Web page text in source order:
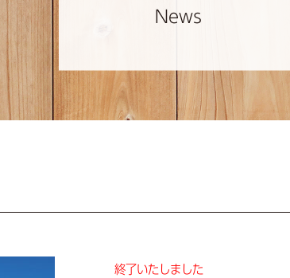
News
終了いたしました